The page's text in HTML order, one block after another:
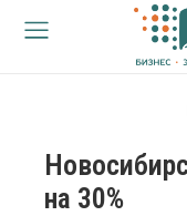
на 30%